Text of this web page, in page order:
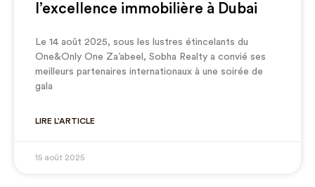
l’excellence immobilière à Dubai
Le 14 août 2025, sous les lustres étincelants du
One&Only One Za’abeel, Sobha Realty a convié ses
meilleurs partenaires internationaux à une soirée de
gala
LIRE L'ARTICLE
15 août 2025